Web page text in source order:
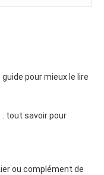
pour mieux le lire
: tout savoir pour
ou complément de